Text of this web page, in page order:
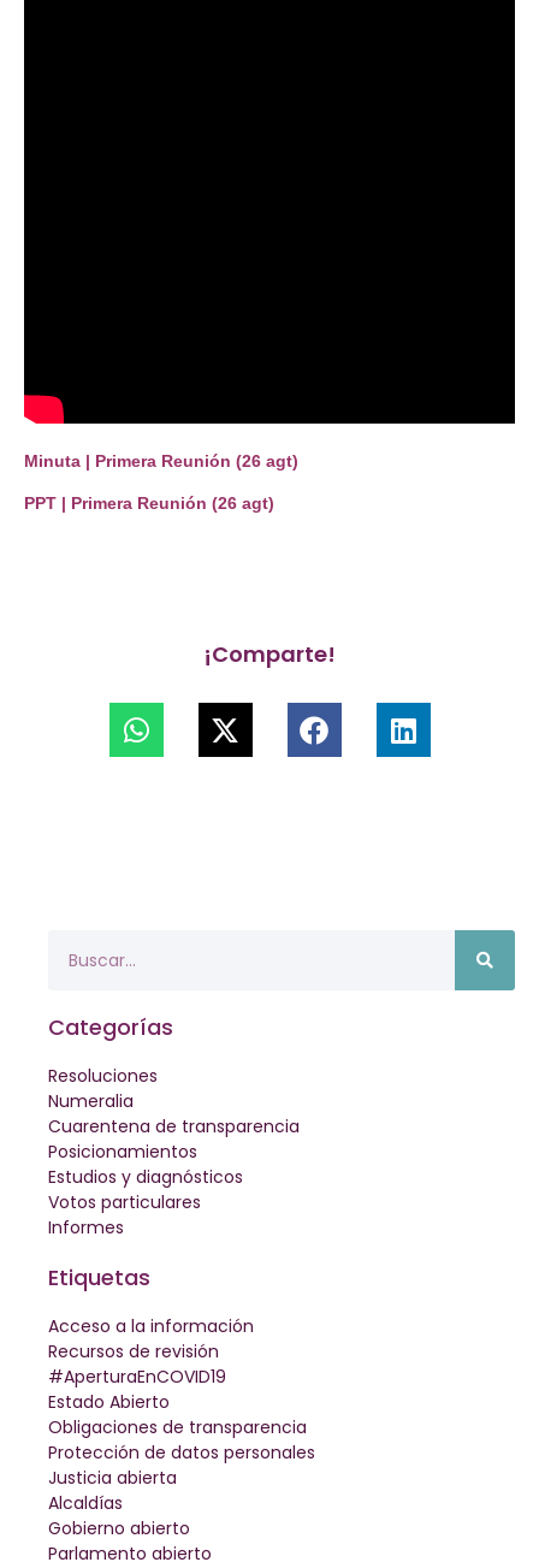
Minuta | Primera Reunión (26 agt)
PPT | Primera Reunión (26 agt)
¡Comparte!
Categorías
Resoluciones
Numeralia
Cuarentena de transparencia
Posicionamientos
Estudios y diagnósticos
Votos particulares
Informes
Etiquetas
Acceso a la información
Recursos de revisión
#AperturaEnCOVID19
Estado Abierto
Obligaciones de transparencia
Protección de datos personales
Justicia abierta
Alcaldías
Gobierno abierto
Parlamento abierto